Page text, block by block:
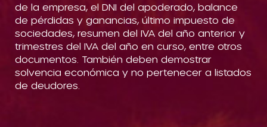
de la empresa, el DNI del apoderado, balance
de pérdidas y ganancias, último impuesto de
sociedades, resumen del IVA del año anterior y
trimestres del IVA del año en curso, entre otros
documentos. También deben demostrar
solvencia económica y no pertenecer a listados
de deudores.